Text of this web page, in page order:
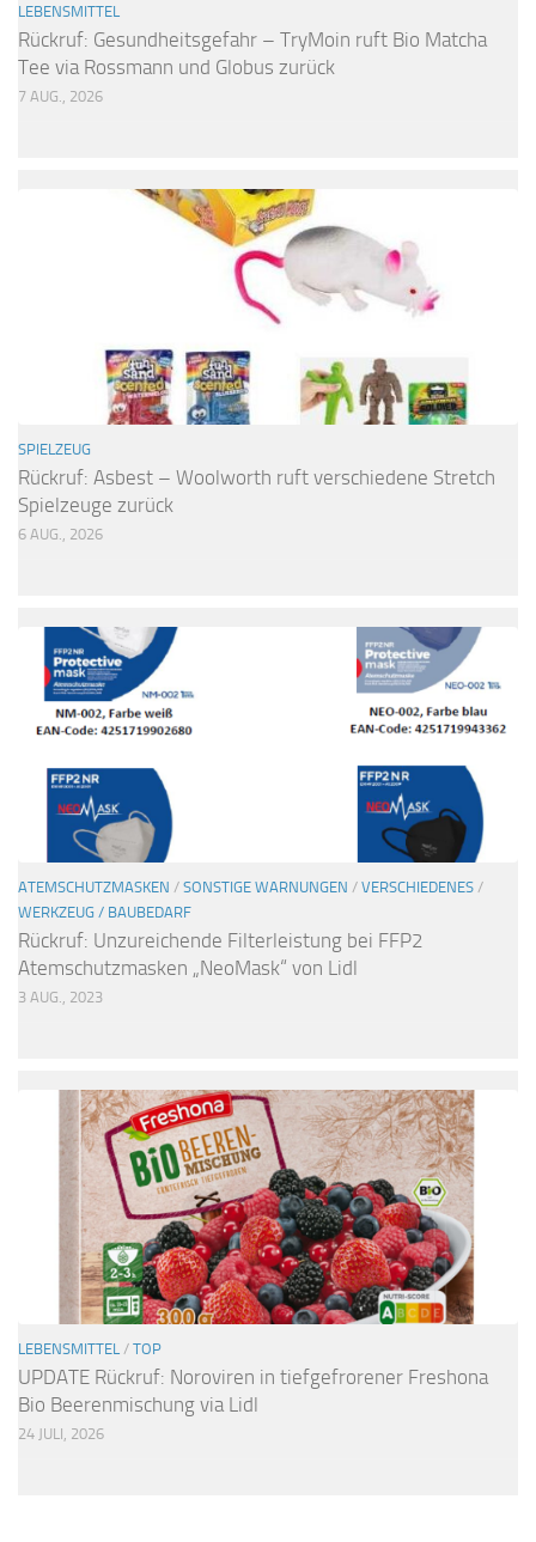
LEBENSMITTEL
Rückruf: Gesundheitsgefahr – TryMoin ruft Bio Matcha
Tee via Rossmann und Globus zurück
7 AUG., 2026
SPIELZEUG
Rückruf: Asbest – Woolworth ruft verschiedene Stretch
Spielzeuge zurück
6 AUG., 2026
ATEMSCHUTZMASKEN / SONSTIGE WARNUNGEN / VERSCHIEDENES /
WERKZEUG / BAUBEDARF
Rückruf: Unzureichende Filterleistung bei FFP2
Atemschutzmasken „NeoMask“ von Lidl
3 AUG., 2023
LEBENSMITTEL / TOP
UPDATE Rückruf: Noroviren in tiefgefrorener Freshona
Bio Beerenmischung via Lidl
24 JULI, 2026